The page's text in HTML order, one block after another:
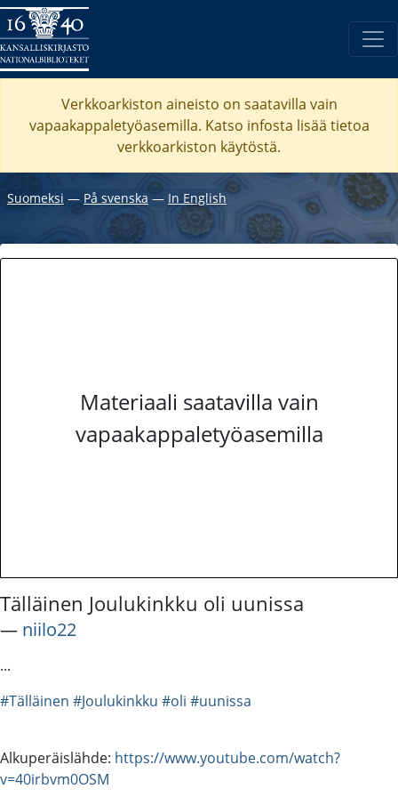
Verkkoarkiston aineisto on saatavilla vain
vapaakappaletyöasemilla. Katso infosta lisää tietoa
verkkoarkiston käytöstä.
Suomeksi ― På svenska― In English
Materiaali saatavilla vain
vapaakappaletyöasemilla
Tälläinen Joulukinkku oli uunissa
― niilo22
...
#Tälläinen #Joulukinkku #oli #uunissa
Alkuperäislähde: https://www.youtube.com/watch?
v=40irbvm0OSM